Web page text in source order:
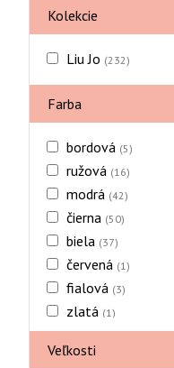
Kolekcie
Liu Jo (232)
Farba
bordová (5)
ružová (16)
modrá (42)
čierna (50)
biela (37)
červená (1)
fialová (3)
zlatá (1)
zelená
hnedá
Veľkosti